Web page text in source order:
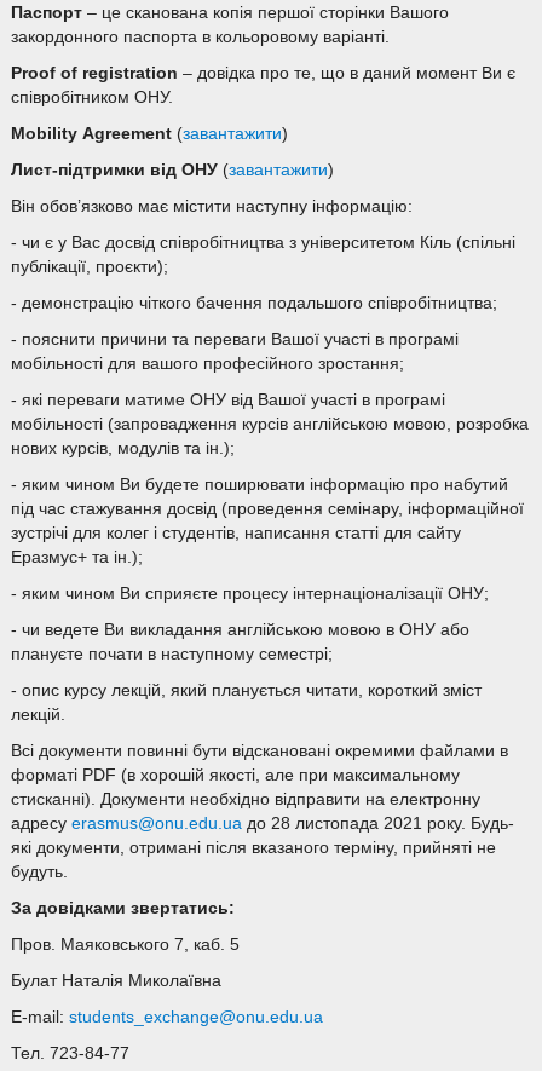
Паспорт– це сканована копія першої сторінки Вашого
закордонного паспорта в кольоровому варіанті.
Proof of registration – довідка про те, що в даний момент Ви є
співробітником ОНУ.
Mobility Agreement(завантажити)
Лист-підтримки від ОНУ(завантажити)
Він обов’язково має містити наступну інформацію:
- чи є у Вас досвід співробітництва з університетом Кіль (спільні
публікації, проєкти);
- демонстрацію чіткого бачення подальшого співробітництва;
- пояснити причини та переваги Вашої участі в програмі
мобільності для вашого професійного зростання;
- які переваги матиме ОНУ від Вашої участі в програмі
мобільності (запровадження курсів англійською мовою, розробка
нових курсів, модулів та ін.);
- яким чином Ви будете поширювати інформацію про набутий
під час стажування досвід (проведення семінару, інформаційної
зустрічі для колег і студентів, написання статті для сайту
Еразмус+ та ін.);
- яким чином Ви сприяєте процесу інтернаціоналізації ОНУ;
- чи ведете Ви викладання англійською мовою в ОНУ або
плануєте почати в наступному семестрі;
- опис курсу лекцій, який планується читати, короткий зміст
лекцій.
Всі документи повинні бути відскановані окремими файлами в
форматі PDF (в хорошій якості, але при максимальному
стисканні). Документи необхідно відправити на електронну
адресу erasmus@onu.edu.uaдо 28 листопада 2021 року. Будь-
які документи, отримані після вказаного терміну, прийняті не
будуть.
За довідками звертатись:
Пров. Маяковського 7, каб. 5
Булат Наталія Миколаївна
E-mail: students_exchange@onu.edu.ua
Тел. 723-84-77